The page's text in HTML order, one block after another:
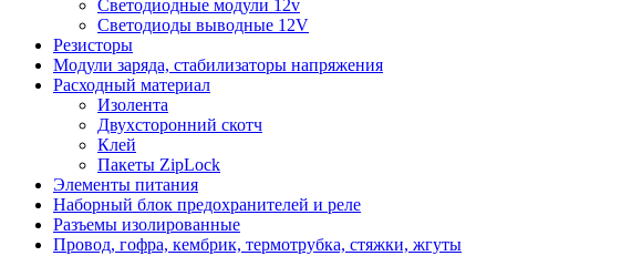
Светодиодные модули 12v
Светодиоды выводные 12V
Резисторы
Модули заряда, стабилизаторы напряжения
Расходный материал
Изолента
Двухсторонний скотч
Клей
Пакеты ZipLock
Элементы питания
Наборный блок предохранителей и реле
Разъемы изолированные
Провод, гофра, кембрик, термотрубка, стяжки, жгуты